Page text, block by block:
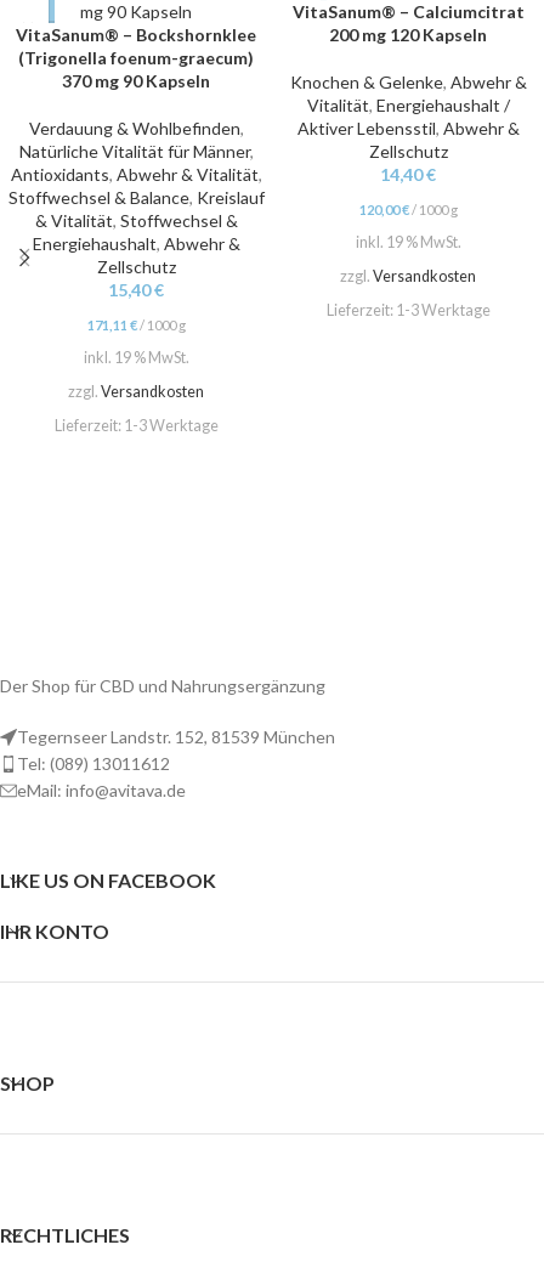
VitaSanum® – Bockshornklee
(Trigonella foenum-graecum)
370 mg 90 Kapseln
Verdauung & Wohlbefinden,
Natürliche Vitalität für Männer,
Antioxidants, Abwehr & Vitalität,
Stoffwechsel & Balance, Kreislauf
& Vitalität, Stoffwechsel &
Energiehaushalt, Abwehr &
Zellschutz
15,40€
171,11 €/ 1000 g
inkl. 19 % MwSt.
zzgl. Versandkosten
Lieferzeit: 1-3 Werktage
VitaSanum® – Calciumcitrat
200 mg 120 Kapseln
Knochen & Gelenke, Abwehr &
Vitalität, Energiehaushalt /
Aktiver Lebensstil, Abwehr &
Zellschutz
14,40€
120,00€/ 1000 g
inkl. 19 % MwSt.
zzgl. Versandkosten
Lieferzeit: 1-3 Werktage
Der Shop für CBD und Nahrungsergänzung
Tegernseer Landstr. 152, 81539 München
Tel: (089) 13011612
eMail: info@avitava.de
LIKE US ON FACEBOOK
IHR KONTO
SHOP
RECHTLICHES